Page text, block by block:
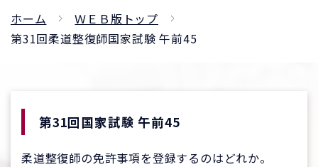
ホーム
ＷＥＢ版トップ
第31回柔道整復師国家試験 午前45
第31回国家試験 午前45
柔道整復師の免許事項を登録するのはどれか。